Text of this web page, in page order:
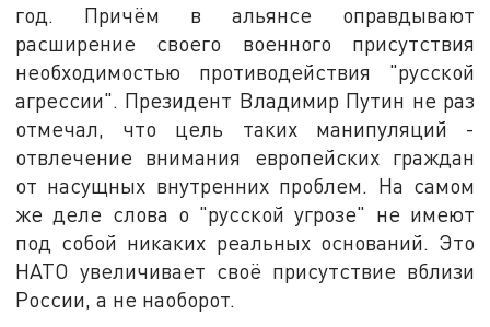
год. Причём в альянсе оправдывают
расширение своего военного присутствия
необходимостью противодействия "русской
агрессии". Президент Владимир Путин не раз
отмечал, что цель таких манипуляций -
отвлечение внимания европейских граждан
от насущных внутренних проблем. На самом
же деле слова о "русской угрозе" не имеют
под собой никаких реальных оснований. Это
НАТО увеличивает своё присутствие вблизи
России, а не наоборот.